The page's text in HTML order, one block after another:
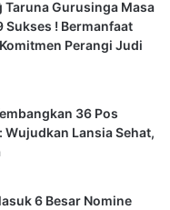
Taruna Gurusinga Masa
! Bermanfaat
Perangi Judi
36 Pos
Wujudkan Lansia Sehat,
6 Besar Nomine